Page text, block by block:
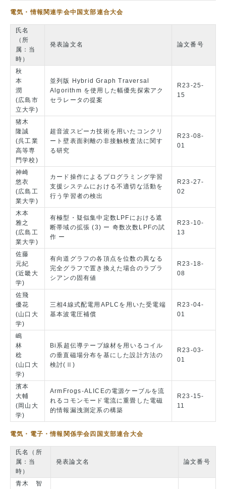
電気・情報関連学会中国支部連合大会
氏名
（所
属：当
時）
発表論文名 論文番号
秋
本
潤
(広島市
立大学)
並列版 Hybrid Graph Traversal
Algorithm を使用した幅優先探索アク
セラレータの提案
R23-25-
15
猪木
隆誠
(呉工業
高等専
門学校)
超音波スピーカ技術を用いたコンクリ
ート壁表面剥離の非接触検査法に関す
る研究
R23-08-
01
神崎
悠衣
(広島工
業大学)
カード操作によるプログラミング学習
支援システムにおける不適切な活動を
行う学習者の検出
R23-27-
02
木本
雅之
(広島工
業大学)
有極型・疑似集中定数LPFにおける遮
断帯域の拡張 (3) ー 奇数次数LPFの試
作 ー
R23-10-
13
佐藤
元紀
(近畿大
学)
有向道グラフの各頂点を位数の異なる
完全グラフで置き換えた場合のラプラ
シアンの固有値
R23-18-
08
佐飛
優花
(山口大
学)
三相4線式配電用APLCを用いた受電端
基本波電圧補償
R23-04-
01
嶋
林
稔
(山口大
学)
Bi系超伝導テープ線材を用いるコイル
の垂直磁場分布を基にした設計方法の
検討(Ⅱ)
R23-03-
01
濱本
大輔
(岡山大
学)
ArmFrogs-ALICEの電源ケーブルを流
れるコモンモード電流に重畳した電磁
的情報漏洩測定系の構築
R23-15-
11
電気・電子・情報関係学会四国支部連合大会
氏名（所
属：当
時）
発表論文名 論文番号
青木 智